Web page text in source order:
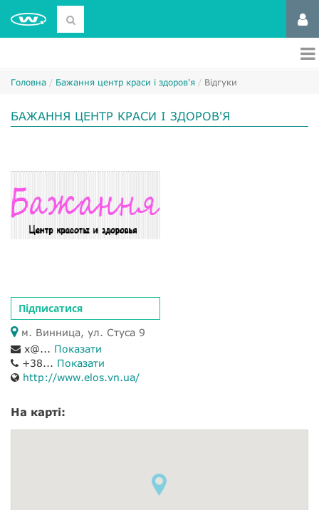
Головна Бажання центр краси і здоров'я Відгуки
БАЖАННЯ ЦЕНТР КРАСИ І ЗДОРОВ'Я
Підписатися
м. Винница, ул. Стуса 9
x@... Показати
+38... Показати
http://www.elos.vn.ua/
На карті: